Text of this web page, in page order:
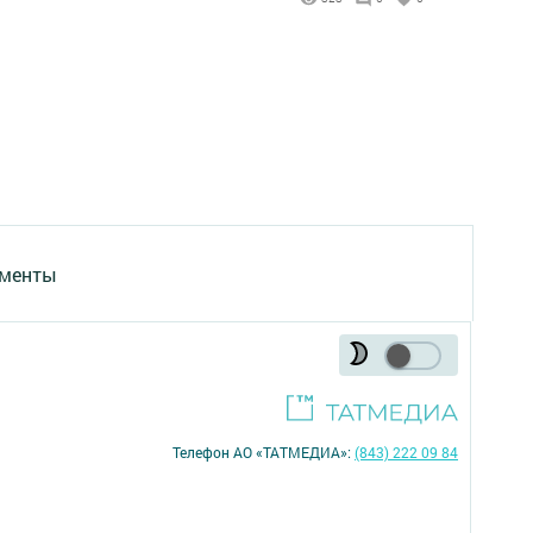
Телефон АО «ТАТМЕДИА»:(843) 222 09 84